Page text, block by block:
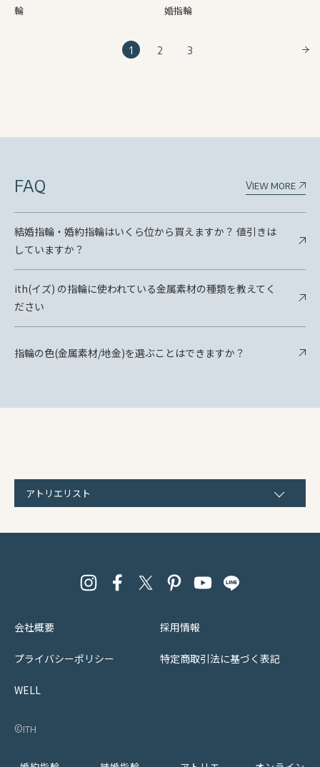
輪
婚指輪
1 2 3
FAQ View more
結婚指輪・婚約指輪はいくら位から買えますか？ 値引きは
していますか？
ith(イズ) の指輪に使われている金属素材の種類を教えてく
ださい
指輪の色(金属素材/地金)を選ぶことはできますか？
アトリエリスト
会社概要 採用情報
プライバシーポリシー 特定商取引法に基づく表記
WELL
©︎ith